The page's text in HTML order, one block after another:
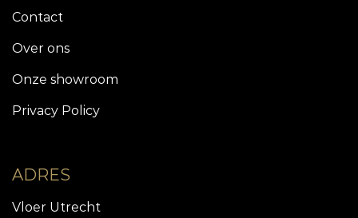
Contact
Over ons
Onze showroom
Privacy Policy
ADRES
Vloer Utrecht